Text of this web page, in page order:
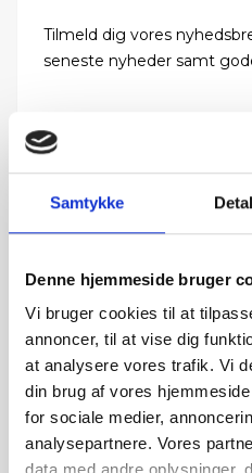
Samtykke
Denne hjemmeside bruger
Vi bruger cookies til at
annoncer, til at vise dig
at analysere vores trafik. Vi
din brug af vores
for sociale medier,
analysepartnere. Vores
Tilmeld dig vores
seneste nyheder samt
Få den fulde
Download vores Europcar